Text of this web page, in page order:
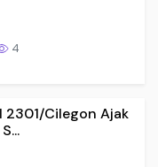
4
2301/Cilegon Ajak